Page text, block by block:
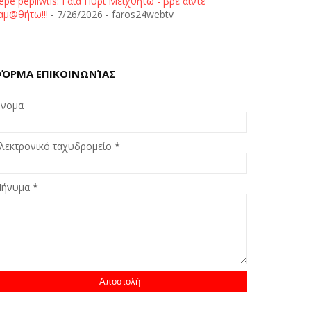
- 7/26/2026 - faros24webtv
ΕΠΙΚΟΙΝΩΝΊΑΣ
ταχυδρομείο*
*